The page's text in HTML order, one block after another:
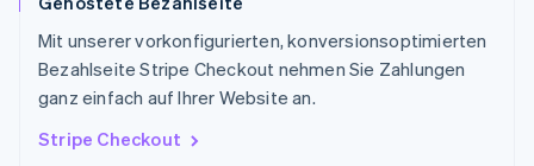
Mit unserer vorkonfigurierten, konversionsoptimierten
Bezahlseite Stripe Checkout nehmen Sie Zahlungen
ganz einfach auf Ihrer Website an.
Stripe Checkout
Español English
ไทย English
Tschechische Republik
English
English